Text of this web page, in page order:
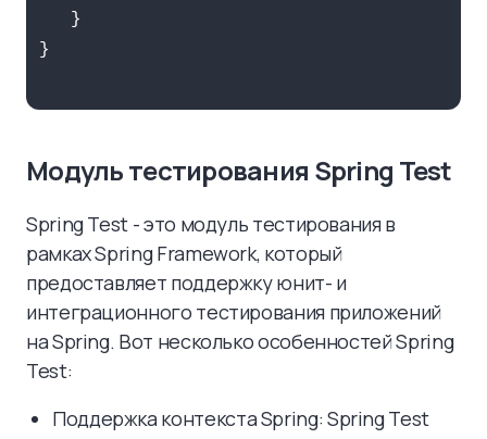
   }
}
Модуль тестирования Spring Test
Spring Test - это модуль тестирования в
рамках Spring Framework, который
предоставляет поддержку юнит- и
интеграционного тестирования приложений
на Spring. Вот несколько особенностей Spring
Test:
Поддержка контекста Spring: Spring Test